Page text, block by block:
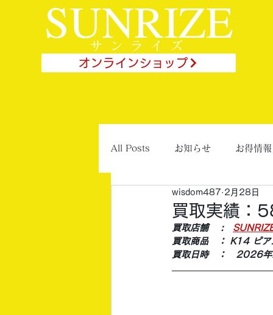
SUNRIZE
サンライズ
オンラインショップ
All Posts お知らせ お得情報
買取実績：
wisdom487 2月28日
買取店舗 　:
買取商品　： K14 ピア
買取日時　：　2026